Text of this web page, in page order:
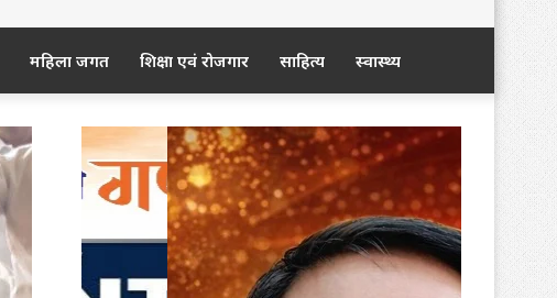
महिला जगत शिक्षा एवं रोजगार साहित्य स्वास्थ्य